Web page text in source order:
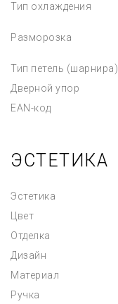
Тип охлаждения
Разморозка
Тип петель (шарнира)
Дверной упор
EAN-код
ЭСТЕТИКА
Эстетика
Цвет
Отделка
Дизайн
Материал
Ручка